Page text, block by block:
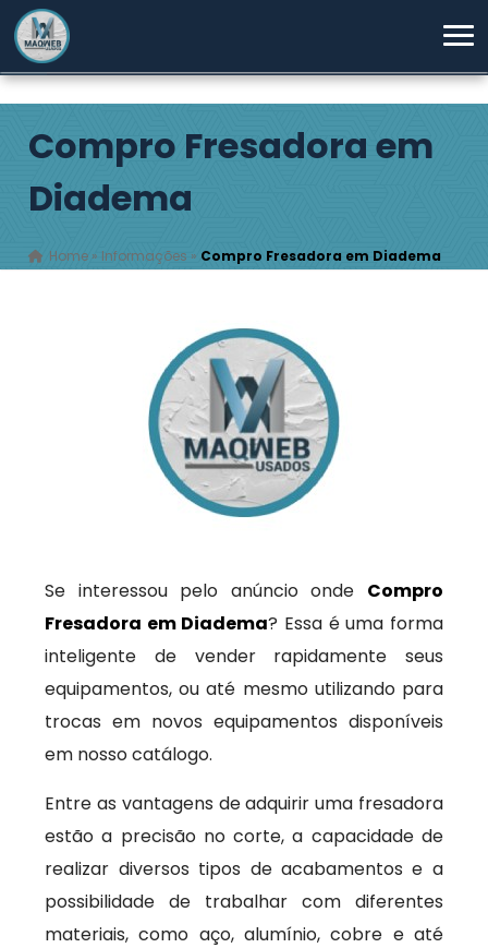
Compro Fresadora em
Diadema
Home » Informações » Compro Fresadora em Diadema
Se interessou pelo anúncio onde Compro
Fresadora em Diadema? Essa é uma forma
inteligente de vender rapidamente seus
equipamentos, ou até mesmo utilizando para
trocas em novos equipamentos disponíveis
em nosso catálogo.
Entre as vantagens de adquirir uma fresadora
estão a precisão no corte, a capacidade de
realizar diversos tipos de acabamentos e a
possibilidade de trabalhar com diferentes
materiais, como aço, alumínio, cobre e até